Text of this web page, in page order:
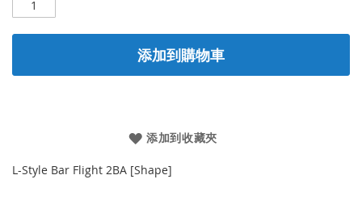
添加到購物車
添加到收藏夾
L-Style Bar Flight 2BA [Shape]